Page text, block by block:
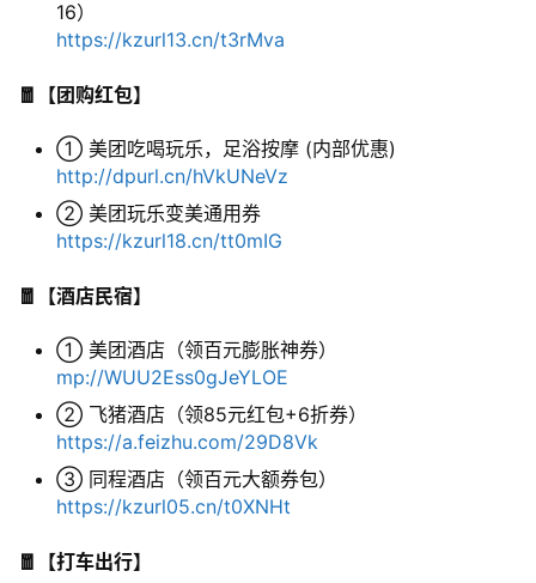
领
入
源
16）
https://kzurl13.cn/t3rMva
🧧【团购红包】
① 美团吃喝玩乐，足浴按摩 (内部优惠)
http://dpurl.cn/hVkUNeVz
② 美团玩乐变美通用券
https://kzurl18.cn/tt0mIG
🧧【酒店民宿】
① 美团酒店（领百元膨胀神券）
mp://WUU2Ess0gJeYLOE
② 飞猪酒店（领85元红包+6折券）
https://a.feizhu.com/29D8Vk
③ 同程酒店（领百元大额券包）
https://kzurl05.cn/t0XNHt
🧧【打车出行】